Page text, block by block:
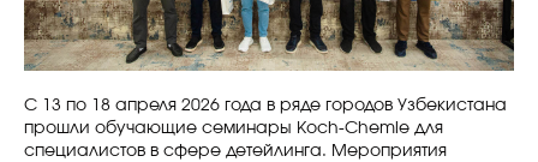
С 13 по 18 апреля 2026 года в ряде городов Узбекистана
прошли обучающие семинары Koch-Chemie для
специалистов в сфере детейлинга. Мероприятия